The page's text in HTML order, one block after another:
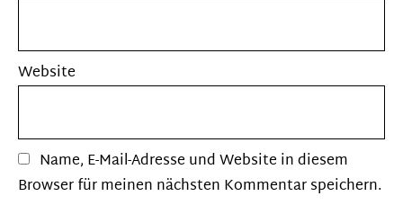
Website
Name, E-Mail-Adresse und Website in diesem
Browser für meinen nächsten Kommentar speichern.